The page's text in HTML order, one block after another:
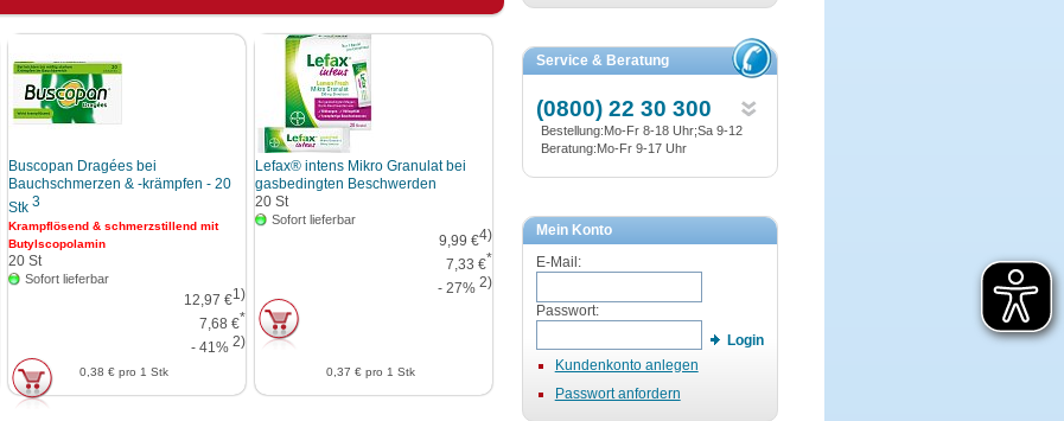
Buscopan Dragées bei
Bauchschmerzen & -krämpfen - 20
Stk3
Krampflösend & schmerzstillend mit
Butylscopolamin
20St
Sofort lieferbar
12,97 €1)
7,68 €*
- 41%2)
0,38 € pro 1 Stk
Lefax® intens Mikro Granulat bei
gasbedingten Beschwerden
20St
Sofort lieferbar
9,99 €4)
7,33 €*
- 27%2)
0,37 € pro 1 Stk
Service & Beratung
(0800) 22 30 300
Bestellung:Mo-Fr 8-18 Uhr;Sa 9-12
Beratung:Mo-Fr 9-17 Uhr
Mein Konto
E-Mail:
Passwort:
Login
Kundenkonto anlegen
Passwort anfordern